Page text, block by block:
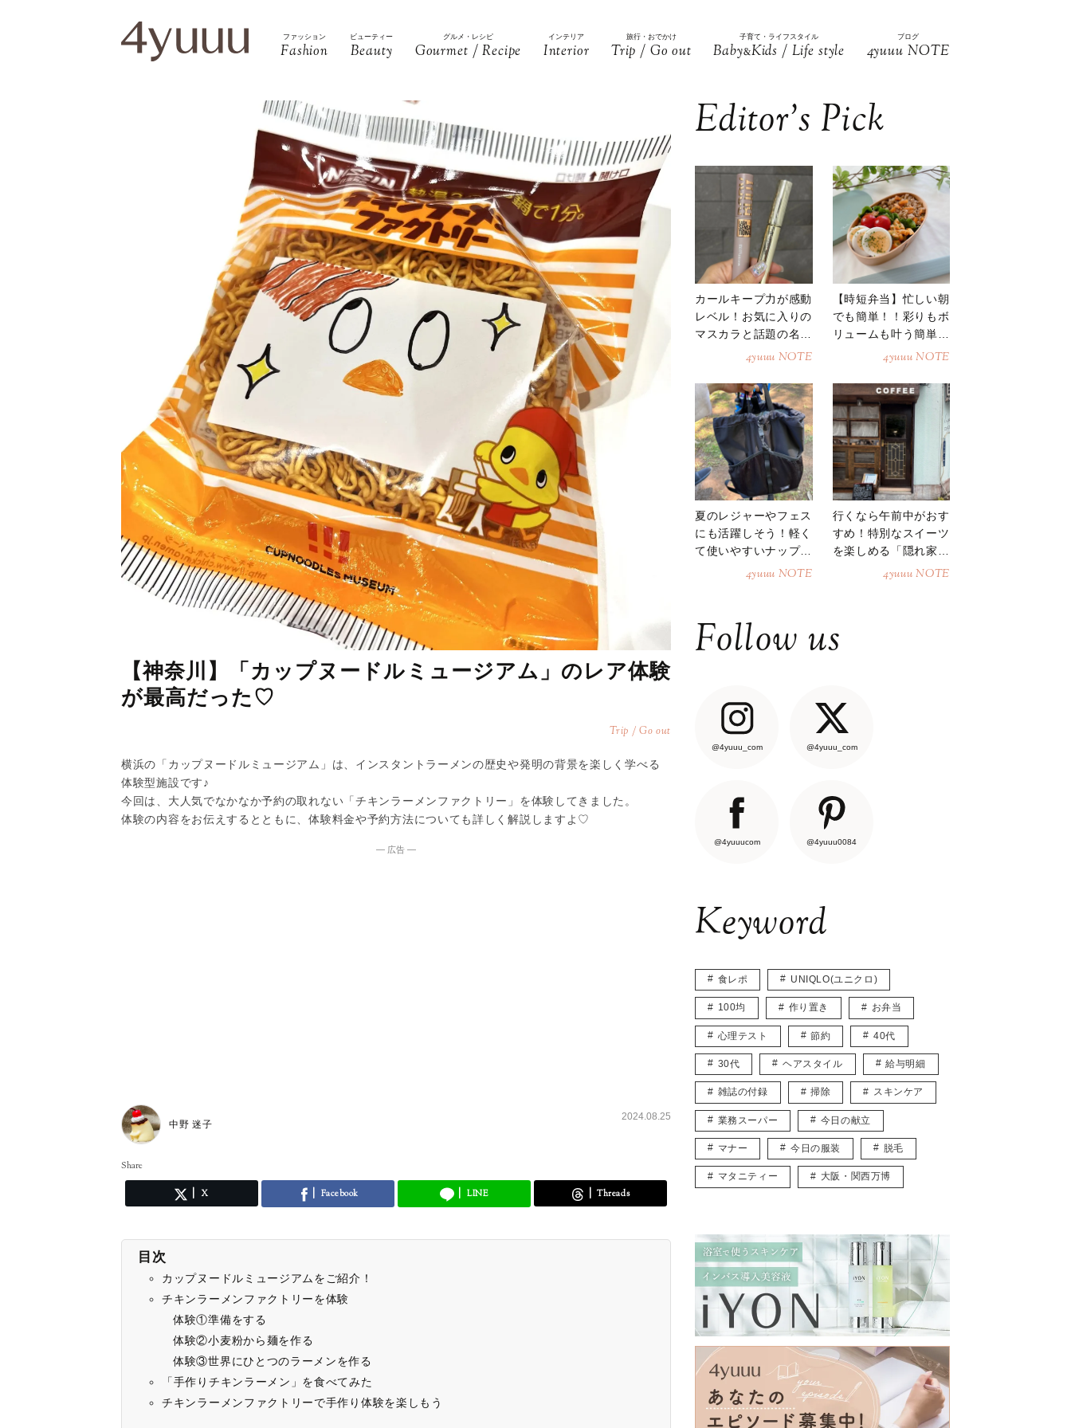
ファッション
Fashion
ビューティー
Beauty
グルメ・レシピ
Gourmet / Recipe
インテリア
Interior
旅行・おでかけ
Trip / Go out
子育て・ライフスタイル
Baby&Kids / Life style
ブログ
4yuuu NOTE
【神奈川】「カップヌードルミュージアム」のレア体験
が最高だった♡
Trip / Go out
横浜の「カップヌードルミュージアム」は、インスタントラーメンの歴史や発明の背景を楽しく学べる
体験型施設です♪
今回は、大人気でなかなか予約の取れない「チキンラーメンファクトリー」を体験してきました。
体験の内容をお伝えするとともに、体験料金や予約方法についても詳しく解説しますよ♡
― 広告 ―
中野 迷子
2024.08.25
Share
X Facebook LINE Threads
目次
カップヌードルミュージアムをご紹介！
チキンラーメンファクトリーを体験
体験①準備をする
体験②小麦粉から麺を作る
体験③世界にひとつのラーメンを作る
「手作りチキンラーメン」を食べてみた
チキンラーメンファクトリーで手作り体験を楽しもう
Editor’s Pick
カールキープ力が感動
レベル！お気に入りの
マスカラと話題の名品
4yuuu NOTE
【時短弁当】忙しい朝
でも簡単！！彩りもボ
リュームも叶う簡単そ
4yuuu NOTE
夏のレジャーやフェス
にも活躍しそう！軽く
て使いやすいナップサ
4yuuu NOTE
行くなら午前中がおす
すめ！特別なスイーツ
を楽しめる「隠れ家カ
4yuuu NOTE
Follow us
@4yuuu_com @4yuuu_com
@4yuuucom @4yuuu0084
Keyword
食レポ UNIQLO(ユニクロ)
100均 作り置き お弁当
心理テスト 節約 40代
30代 ヘアスタイル 給与明細
雑誌の付録 掃除 スキンケア
業務スーパー 今日の献立
マナー 今日の服装 脱毛
マタニティー 大阪・関西万博